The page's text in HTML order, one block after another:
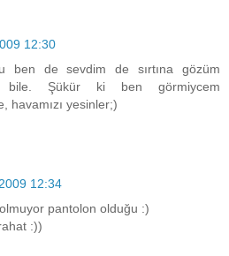
12:30
ben de sevdim de sırtına gözüm
bile. Şükür ki ben görmiycem
havamızı yesinler;)
12:34
pantolon olduğu :)
:))